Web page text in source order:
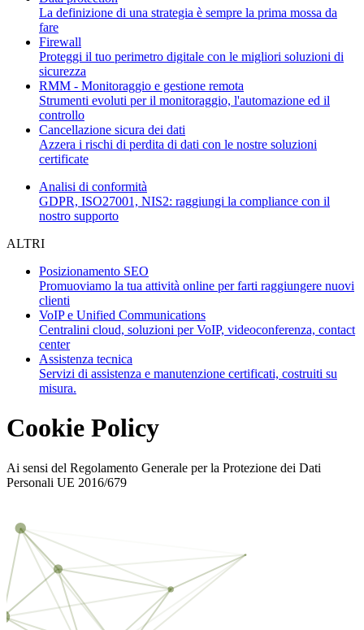
La definizione di una strategia è sempre la prima mossa da
fare
Firewall
Proteggi il tuo perimetro digitale con le migliori soluzioni di
sicurezza
RMM - Monitoraggio e gestione remota
Strumenti evoluti per il monitoraggio, l'automazione ed il
controllo
Cancellazione sicura dei dati
Azzera i rischi di perdita di dati con le nostre soluzioni
certificate
Analisi di conformità
GDPR, ISO27001, NIS2: raggiungi la compliance con il
nostro supporto
ALTRI
Posizionamento SEO
Promuoviamo la tua attività online per farti raggiungere nuovi
clienti
VoIP e Unified Communications
Centralini cloud, soluzioni per VoIP, videoconferenza, contact
center
Assistenza tecnica
Servizi di assistenza e manutenzione certificati, costruiti su
misura.
Cookie Policy
Ai sensi del Regolamento Generale per la Protezione dei Dati
Personali UE 2016/679